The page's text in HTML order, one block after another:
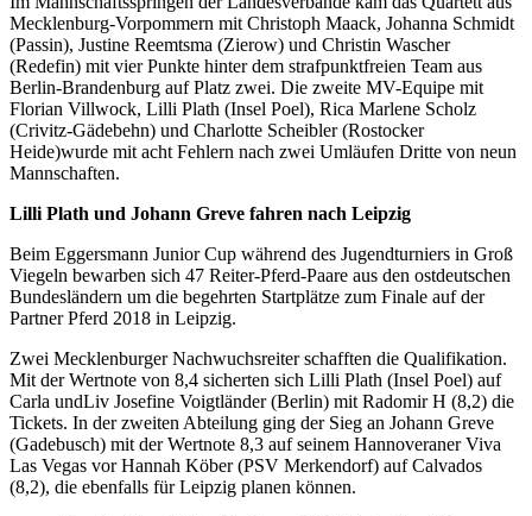
Mecklenburg-Vorpommern mit Christoph Maack, Johanna Schmidt
(Passin), Justine Reemtsma (Zierow) und Christin Wascher
(Redefin) mit vier Punkte hinter dem strafpunktfreien Team aus
Berlin-Brandenburg auf Platz zwei. Die zweite MV-Equipe mit
Florian Villwock, Lilli Plath (Insel Poel), Rica Marlene Scholz
(Crivitz-Gädebehn) und Charlotte Scheibler (Rostocker
Heide)wurde mit acht Fehlern nach zwei Umläufen Dritte von neun
Mannschaften.
Lilli Plath und Johann Greve fahren nach Leipzig
Beim Eggersmann Junior Cup während des Jugendturniers in Groß
Viegeln bewarben sich 47 Reiter-Pferd-Paare aus den ostdeutschen
Bundesländern um die begehrten Startplätze zum Finale auf der
Partner Pferd 2018 in Leipzig.
Zwei Mecklenburger Nachwuchsreiter schafften die Qualifikation.
Mit der Wertnote von 8,4 sicherten sich Lilli Plath (Insel Poel) auf
Carla undLiv Josefine Voigtländer (Berlin) mit Radomir H (8,2) die
Tickets. In der zweiten Abteilung ging der Sieg an Johann Greve
(Gadebusch) mit der Wertnote 8,3 auf seinem Hannoveraner Viva
Las Vegas vor Hannah Köber (PSV Merkendorf) auf Calvados
(8,2), die ebenfalls für Leipzig planen können.